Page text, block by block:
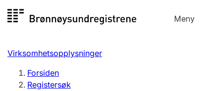
til
Meny
Registersøk
Aksjeselskap
Virksomhetsopplysninger
Forsiden
Registersøk